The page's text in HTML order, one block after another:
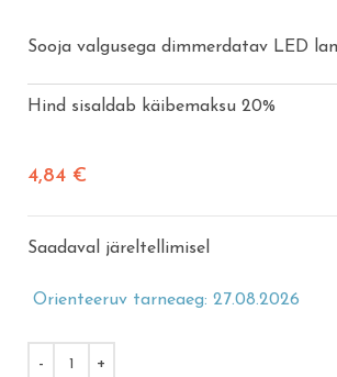
Sooja valgusega dimmerdatav LED
Hind sisaldab käibemaksu 20%
4,84 €
Saadaval järeltellimisel
Orienteeruv tarneaeg: 27.08.2026